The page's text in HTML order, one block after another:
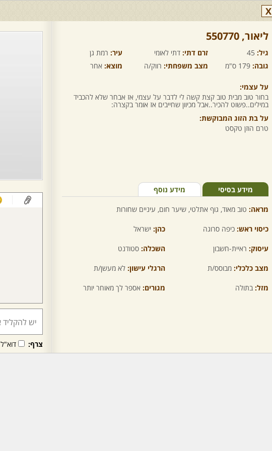
X
ליאור,‏ 550770
גיל: 45 זרם דתי: דתי לאומי עיר: רמת גן
גובה: 179 ס"מ מצב משפחתי: רווק/ה מוצא: אחר
על עצמי:
בחור טוב מבית טוב קצת קשה לי לדבר על עצמי, אז אבחר שלא להכביד
במילים..פשוט להכיר..אבל מכיוון שחייבים אז אומר בקצרה:
על בת הזוג המבוקשת:
טרם הוזן טקסט
מידע בסיסי מידע נוסף
מראה: טוב מאוד, גוף אתלטי, שיער חום, עיניים שחורות
כיסוי ראש: כיפה סרוגה כהן: ישראל
עיסוק: ראיית-חשבון השכלה: סטודנט
מצב כלכלי: מבוסס/ת הרגלי עישון: לא מעשן/ת
מזל: בתולה מגורים: אספר לך מאוחר יותר
צרף: דוא"ל